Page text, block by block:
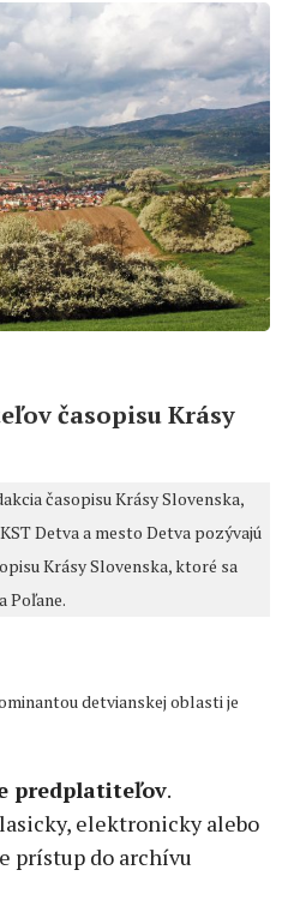
časopisu Krásy
časopisu Krásy Slovenska,
Detva a mesto Detva pozývajú
Krásy Slovenska, ktoré sa
Poľane.
detvianskej oblasti je
predplatiteľov.
elektronicky alebo
prístup do archívu